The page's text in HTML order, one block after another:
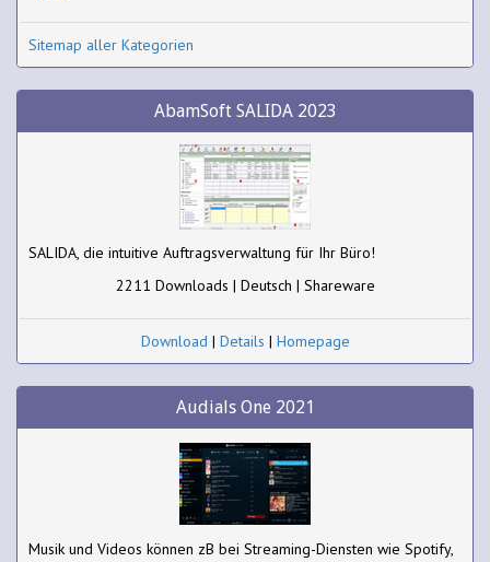
Sitemap aller Kategorien
AbamSoft SALIDA 2023
SALIDA, die intuitive Auftragsverwaltung für Ihr Büro!
2211 Downloads | Deutsch | Shareware
Download | Details | Homepage
Audials One 2021
Musik und Videos können zB bei Streaming-Diensten wie Spotify,